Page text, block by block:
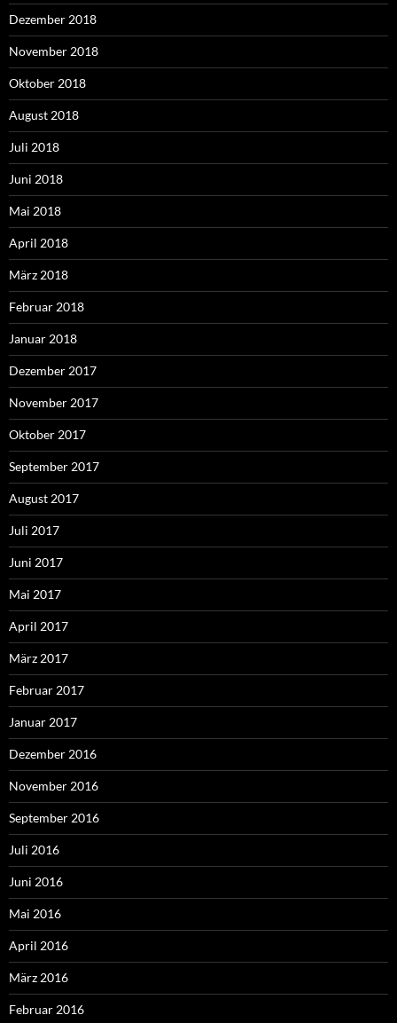
Dezember 2018
November 2018
Oktober 2018
August 2018
Juli 2018
Juni 2018
Mai 2018
April 2018
März 2018
Februar 2018
Januar 2018
Dezember 2017
November 2017
Oktober 2017
September 2017
August 2017
Juli 2017
Juni 2017
Mai 2017
April 2017
März 2017
Februar 2017
Januar 2017
Dezember 2016
November 2016
September 2016
Juli 2016
Juni 2016
Mai 2016
April 2016
März 2016
Februar 2016